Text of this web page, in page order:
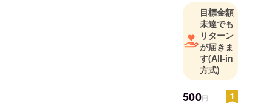
目標金額
未達でも
リターン
が届きま
す(All-in
方式)
500円